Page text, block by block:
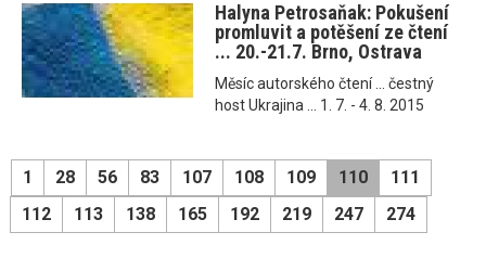
Halyna Petrosaňak: Pokušení
promluvit a potěšení ze čtení
... 20.-21.7. Brno, Ostrava
Měsíc autorského čtení ... čestný
host Ukrajina ... 1. 7. - 4. 8. 2015
1 28 56 83 107 108 109 110
111
112
113 138 165 192 219 247 274